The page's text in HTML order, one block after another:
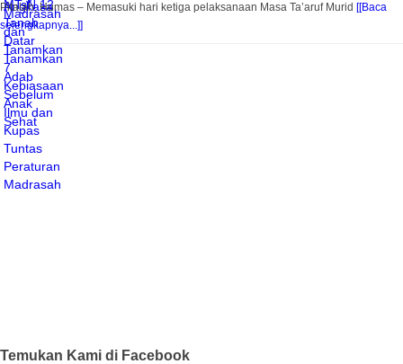
Pitalah, Humas – Memasuki hari ketiga pelaksanaan Masa Ta’aruf Murid [[Baca
selengkapnya...]]
Temukan Kami di Facebook